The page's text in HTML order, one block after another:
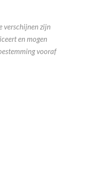
verschijnen zijn
en mogen
vooraf